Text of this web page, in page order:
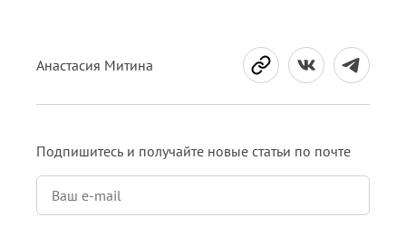
Анастасия Митина
Подпишитесь и получайте новые статьи по почте